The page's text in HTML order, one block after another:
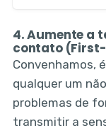
4. Aumente a
contato
Convenhamos,
qualquer um
problemas de
transmitir a